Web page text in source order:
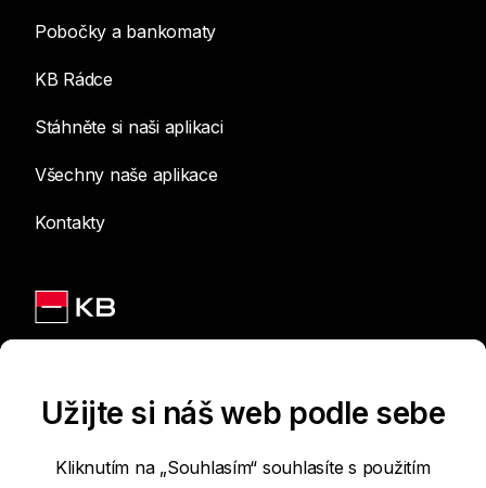
Pobočky a bankomaty
KB Rádce
Stáhněte si naši aplikaci
Všechny naše aplikace
Kontakty
Užijte si náš web podle sebe
Kliknutím na „Souhlasím“ souhlasíte s použitím